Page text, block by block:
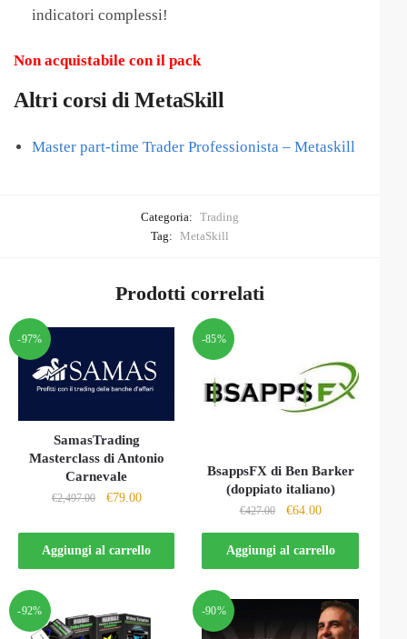
indicatori complessi!
Non acquistabile con il pack
Altri corsi di MetaSkill
Master part-time Trader Professionista – Metaskill
Categoria: Trading
Tag: MetaSkill
Prodotti correlati
-97%
SamasTrading
Masterclass di Antonio
Carnevale
€2,497.00
Il
originale
era:
€79.00Il
attuale
è:
Aggiungi al carrello
-85%
BsappsFX di Ben Barker
(doppiato italiano)
€427.00
Il
prezzo
originale
era:
€64.00Il
prezzo
attuale
è:
Aggiungi al carrello
-92% -90%